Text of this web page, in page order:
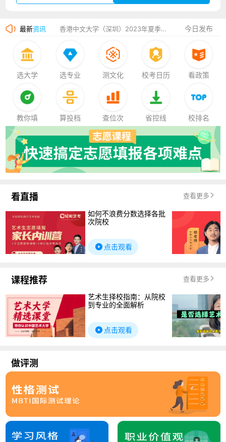
最新资讯 香港中文大学（深圳）2023年夏季高考招生简章
厦门大学嘉庚学院2023年艺术类招生简章
今日发布
选大学 选专业 测文化 校考日历 看政策
教你填 算投档 查位次 省控线 校排名
看直播 查看更多
如何不浪费分数选择各批
次院校
点击观看
课程推荐 查看更多
艺术生择校指南：从院校
到专业的全面解析
点击观看
做评测